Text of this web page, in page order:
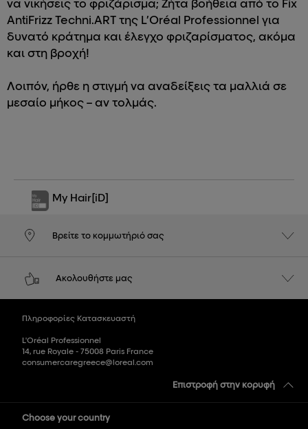
να νικήσεις το φριζάρισμα; Ζήτα βοήθεια από το Fix
AntiFrizz Techni.ART της L’Oréal Professionnel για
δυνατό κράτημα και έλεγχο φριζαρίσματος, ακόμα
και στη βροχή!
Λοιπόν, ήρθε η στιγμή να αναδείξεις τα μαλλιά σε
μεσαίο μήκος – αν τολμάς.
My Hair[iD]
Βρείτε το κομμωτήριό σας
Ακολουθήστε μας
Πληροφορίες Κατασκευαστή
L'Oréal Professionnel
14, rue Royale - 75008 Paris France
consumercaregreece@loreal.com
Επιστροφή στην κορυφή
Choose your country